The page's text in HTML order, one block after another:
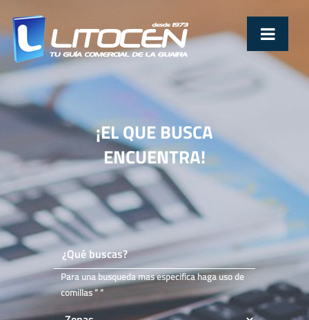
¡EL QUE BUSCA
ENCUENTRA!
Para una busqueda mas especifica haga uso de
comillas ” “